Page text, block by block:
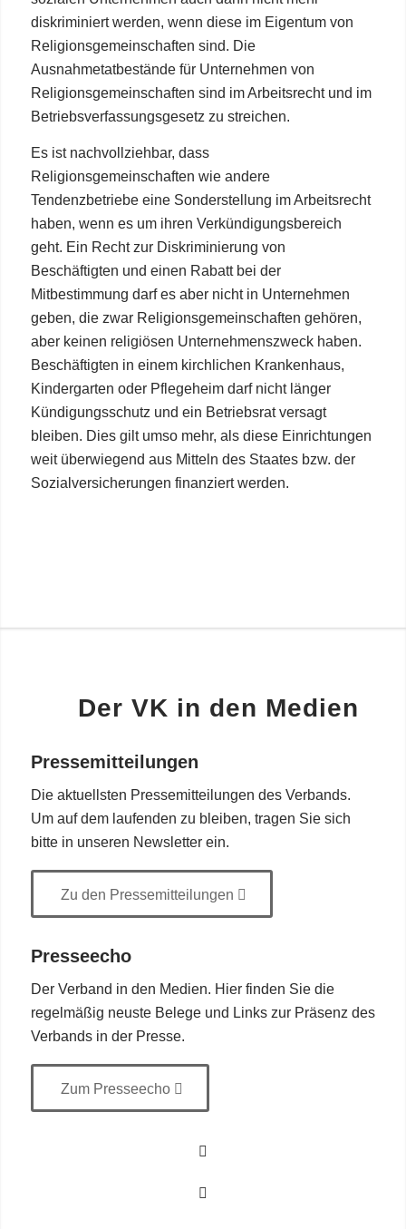
diskriminiert werden, wenn diese im Eigentum von
Religionsgemeinschaften sind. Die
Ausnahmetatbestände für Unternehmen von
Religionsgemeinschaften sind im Arbeitsrecht und im
Betriebsverfassungsgesetz zu streichen.
Es ist nachvollziehbar, dass
Religionsgemeinschaften wie andere
Tendenzbetriebe eine Sonderstellung im Arbeitsrecht
haben, wenn es um ihren Verkündigungsbereich
geht. Ein Recht zur Diskriminierung von
Beschäftigten und einen Rabatt bei der
Mitbestimmung darf es aber nicht in Unternehmen
geben, die zwar Religionsgemeinschaften gehören,
aber keinen religiösen Unternehmenszweck haben.
Beschäftigten in einem kirchlichen Krankenhaus,
Kindergarten oder Pflegeheim darf nicht länger
Kündigungsschutz und ein Betriebsrat versagt
bleiben. Dies gilt umso mehr, als diese Einrichtungen
weit überwiegend aus Mitteln des Staates bzw. der
Sozialversicherungen finanziert werden.
Der VK in den Medien
Pressemitteilungen
Die aktuellsten Pressemitteilungen des Verbands.
Um auf dem laufenden zu bleiben, tragen Sie sich
bitte in unseren Newsletter ein.
Zu den Pressemitteilungen
Presseecho
Der Verband in den Medien. Hier finden Sie die
regelmäßig neuste Belege und Links zur Präsenz des
Verbands in der Presse.
Zum Presseecho